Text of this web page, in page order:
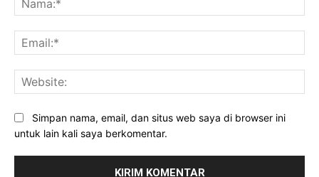
Simpan nama, email, dan situs web saya di browser ini
untuk lain kali saya berkomentar.